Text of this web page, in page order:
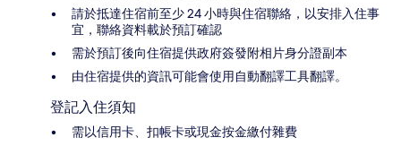
請於抵達住宿前至少 24 小時與住宿聯絡，以安排入住事
宜，聯絡資料載於預訂確認
需於預訂後向住宿提供政府簽發附相片身分證副本
由住宿提供的資訊可能會使用自動翻譯工具翻譯。
登記入住須知
需以信用卡、扣帳卡或現金按金繳付雜費